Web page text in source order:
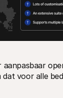
aanpasbaar
voor alle